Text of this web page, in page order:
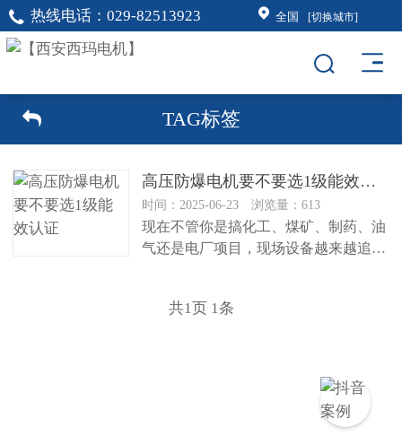
热线电话： 029-82513923 全国 [切换城市]
TAG标签
高压防爆电机要不要选1级能效认证
时间：2025-06-23 浏览量：613
现在不管你是搞化工、煤矿、制药、油
气还是电厂项目，现场设备越来越追求
共1页 1条